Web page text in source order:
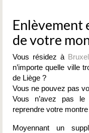
Enlèvement
de votre
Vous résidez à
n’importe quelle ville
de Liège ?
Vous ne pouvez pas
Vous n’avez pas
reprendre votre
Moyennant un